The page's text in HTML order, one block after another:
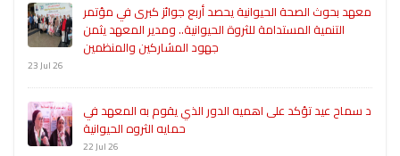
معهد بحوث الصحة الحيوانية يحصد أربع جوائز كبرى في مؤتمر
التنمية المستدامة للثروة الحيوانية.. ومدير المعهد يثمن
جهود المشاركين والمنظمين
23 Jul 26
د سماح عيد تؤكد على اهميه الدور الذي يقوم به المعهد في
حمايه الثروه الحيوانية
22 Jul 26